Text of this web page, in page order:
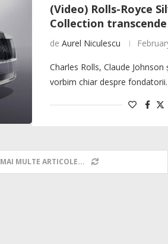
(Video) Rolls-Royce
Collection
de Aurel Niculescu
Charles Rolls, Claude Johnson
vorbim chiar despre
MAI MULTE ARTICOLE...